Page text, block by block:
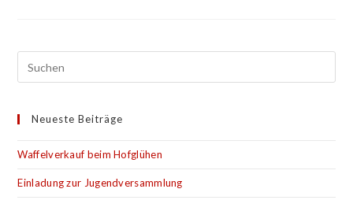
Neueste Beiträge
Waffelverkauf beim Hofglühen
Einladung zur Jugendversammlung